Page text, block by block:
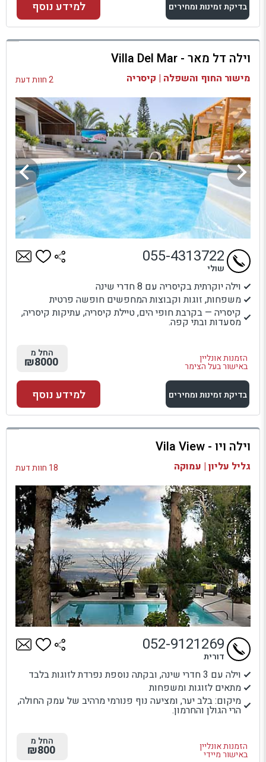
בדיקת זמינות ומחירים
למתחם זה
בדיקת זמינות ומחירים
למידע נוסף
וילה דל מאר - Villa Del Mar
מישור החוף והשפלה | קיסריה 2 חוות דעת
וילה יוקרתית בקיסריה עם 8 חדרי שינה
משפחות, זוגות וקבוצות המחפשים חופשה פרטית
קיסריה — בקרבת חופי הים, טיילת קיסריה, עתיקות קיסריה,
מסעדות ובתי קפה.
הזמנות אונליין
באישור בעל הצימר
055-4313722
שולי
החל מ
₪8000
בדיקת זמינות ומחירים
למתחם זה
בדיקת זמינות ומחירים
למידע נוסף
וילה ויו - Vila View
גליל עליון | עמוקה 18 חוות דעת
וילה עם 3 חדרי שינה, ובקתה נוספת נפרדת לזוגות בלבד
מתאים לזוגות ומשפחות
מיקום: בלב יער, ומציעה נוף פנורמי מרהיב של עמק החולה,
הרי הגולן והחרמון.
הזמנות אונליין
באישור מיידי
052-9121269
דורית
החל מ
₪800